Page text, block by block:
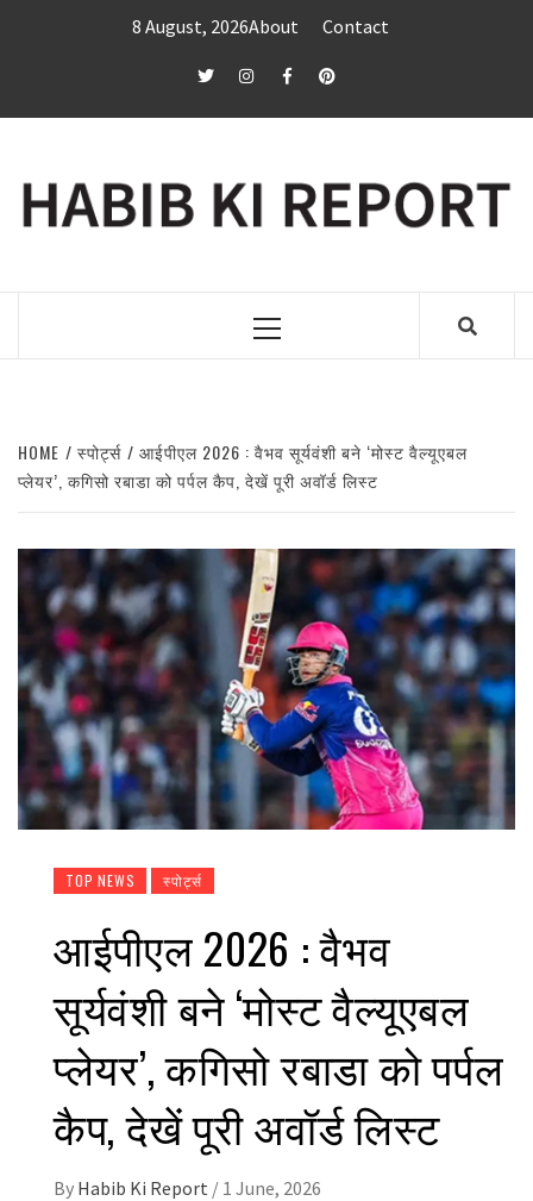
8 August, 2026About Contact
twitterInstagramFacebookPinterest
Primary
HOME स्पोर्ट्स
आईपीएल 2026 : वैभव सूर्यवंशी बने ‘मोस्ट वैल्यूएबल
प्लेयर’, कगिसो रबाडा को पर्पल कैप, देखें पूरी अवॉर्ड लिस्ट
TOP NEWS स्पोर्ट्स
आईपीएल 2026 : वैभव
सूर्यवंशी बने ‘मोस्ट वैल्यूएबल
प्लेयर’, कगिसो रबाडा को पर्पल
कैप, देखें पूरी अवॉर्ड लिस्ट
By Habib Ki Report / 1 June, 2026